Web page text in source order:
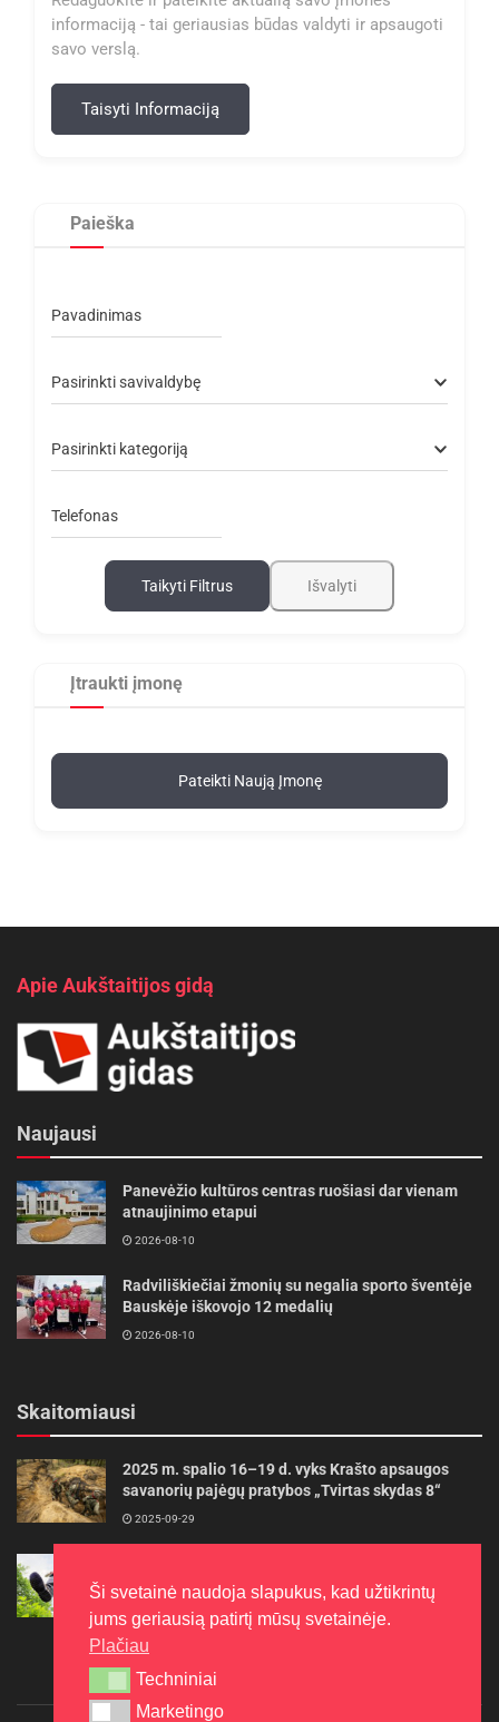
informaciją - tai geriausias būdas valdyti ir apsaugoti
savo verslą.
Taisyti Informaciją
Paieška
Pavadinimas
Pasirinkti savivaldybę
Pasirinkti kategoriją
Telefonas
Taikyti Filtrus Išvalyti
Įtraukti įmonę
Pateikti Naują Įmonę
Apie Aukštaitijos gidą
Naujausi
Panevėžio kultūros centras ruošiasi dar vienam
atnaujinimo etapui
2026-08-10
Radviliškiečiai žmonių su negalia sporto šventėje
Bauskėje iškovojo 12 medalių
2026-08-10
Skaitomiausi
2025 m. spalio 16–19 d. vyks Krašto apsaugos
savanorių pajėgų pratybos „Tvirtas skydas 8“
2025-09-29
ilgiau
2022-06-27
Ši svetainė naudoja slapukus, kad užtikrintų
jums geriausią patirtį mūsų svetainėje.
Plačiau
Techniniai
Techniniai
Marketingo
Marketingo